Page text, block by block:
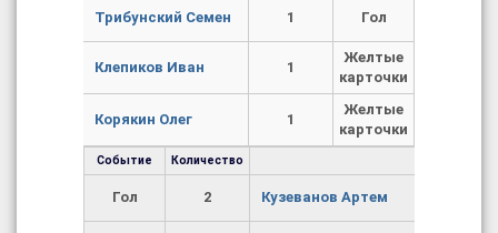
Трибунский Семен 1 Гол
Клепиков Иван 1
Желтые
карточки
Корякин Олег 1
Желтые
карточки
Событие Количество
Гол 2 Кузеванов Артем